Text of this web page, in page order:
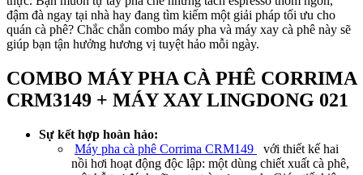
đậm đà ngay tại nhà hay đang tìm kiếm một giải pháp tối ưu cho
quán cà phê? Chắc chắn combo máy pha và máy xay cà phê này sẽ
giúp bạn tận hưởng hương vị tuyệt hảo mỗi ngày.
COMBO MÁY PHA CÀ PHÊ CORRIMA
CRM3149 + MÁY XAY LINGDONG 021
Sự kết hợp hoàn hảo:
Máy pha cà phê Corrima CRM149
với thiết kế hai
nồi hơi hoạt động độc lập: một dùng chiết xuất cà phê,